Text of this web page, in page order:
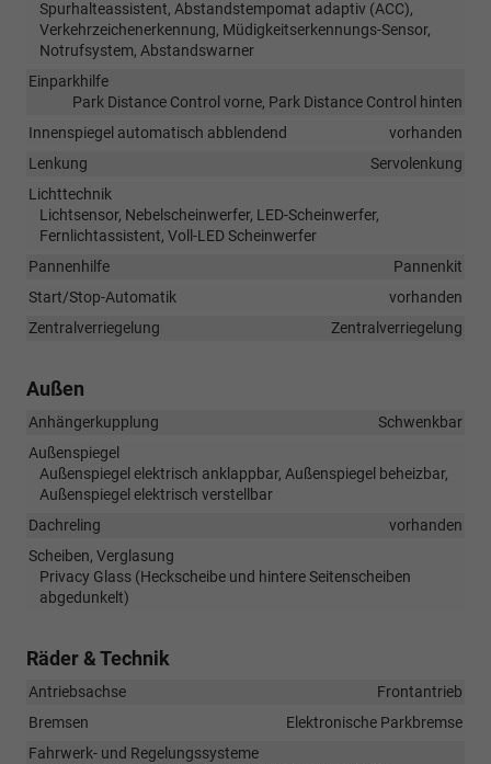
Spurhalteassistent, Abstandstempomat adaptiv (ACC),
Verkehrzeichenerkennung, Müdigkeitserkennungs-Sensor,
Notrufsystem, Abstandswarner
Einparkhilfe
Park Distance Control vorne, Park Distance Control hinten
Innenspiegel automatisch abblendend
vorhanden
Lenkung
Servolenkung
Lichttechnik
Lichtsensor, Nebelscheinwerfer, LED-Scheinwerfer,
Fernlichtassistent, Voll-LED Scheinwerfer
Pannenhilfe
Pannenkit
Start/Stop-Automatik
vorhanden
Zentralverriegelung
Zentralverriegelung
Außen
Anhängerkupplung
Schwenkbar
Außenspiegel
Außenspiegel elektrisch anklappbar, Außenspiegel beheizbar,
Außenspiegel elektrisch verstellbar
Dachreling
vorhanden
Scheiben, Verglasung
Privacy Glass (Heckscheibe und hintere Seitenscheiben
abgedunkelt)
Räder & Technik
Antriebsachse
Frontantrieb
Bremsen
Elektronische Parkbremse
Fahrwerk- und Regelungssysteme